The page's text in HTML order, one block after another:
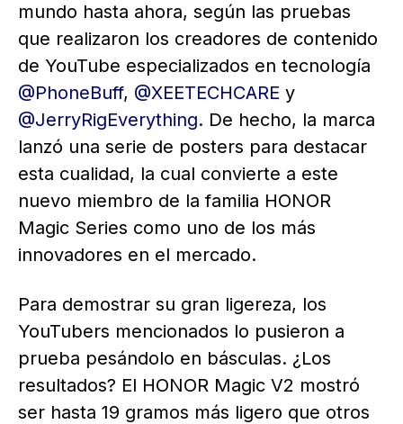
mundo hasta ahora, según las pruebas
que realizaron los creadores de contenido
de YouTube especializados en tecnología
@PhoneBuff, @XEETECHCARE y
@JerryRigEverything. De hecho, la marca
lanzó una serie de posters para destacar
esta cualidad, la cual convierte a este
nuevo miembro de la familia HONOR
Magic Series como uno de los más
innovadores en el mercado.
Para demostrar su gran ligereza, los
YouTubers mencionados lo pusieron a
prueba pesándolo en básculas. ¿Los
resultados? El HONOR Magic V2 mostró
ser hasta 19 gramos más ligero que otros